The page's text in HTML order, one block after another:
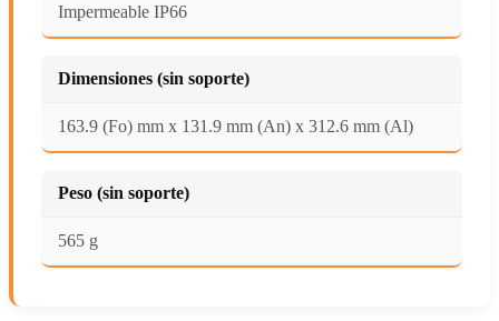
Impermeable IP66
Dimensiones (sin soporte)
163.9 (Fo) mm x 131.9 mm (An) x 312.6 mm (Al)
Peso (sin soporte)
565 g